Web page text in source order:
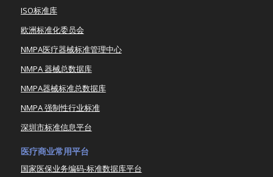
ISO标准库
欧洲标准化委员会
NMPA医疗器械标准管理中心
NMPA 器械总数据库
NMPA器械标准总数据库
NMPA 强制性行业标准
深圳市标准信息平台
医疗商业常用平台
国家医保业务编码-标准数据库平台